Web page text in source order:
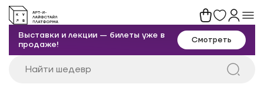
Выставки и лекции — билеты уже в
продаже!
Смотреть